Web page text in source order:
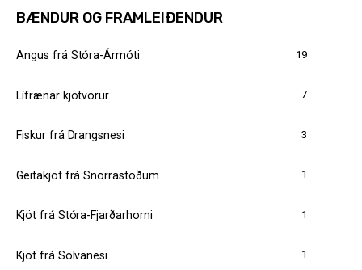
BÆNDUR OG FRAMLEIÐENDUR
Angus frá Stóra-Ármóti 19
Lífrænar kjötvörur 7
Fiskur frá Drangsnesi 3
Geitakjöt frá Snorrastöðum 1
Kjöt frá Stóra-Fjarðarhorni 1
Kjöt frá Sölvanesi 1